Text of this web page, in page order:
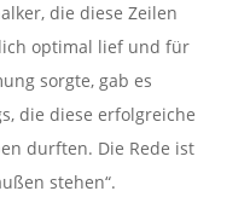
die diese Zeilen
optimal lief und für
sorgte, gab es
die diese erfolgreiche
durften. Die Rede ist
stehen“.